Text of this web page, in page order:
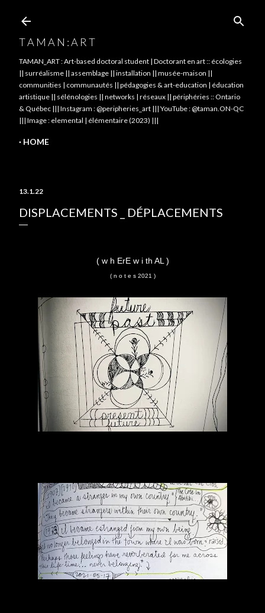
T A M A N : A R T
TAMAN_ART : Art-based doctoral student | Doctorant en art :: écologies
|| surréalisme || assemblage || installation || musée-maison ||
communities | communautés || pédagogies & art-education | éducation
artistique || sélénologies || networks | réseaux || périphéries :: Ontario
& Québec ||| Instagram : @peripheries_art ||| YouTube : @taman.ON-QC
||| Image : elemental | élémentaire (2023) |||
HOME
13.1.22
DISPLACEMENTS _ DÉPLACEMENTS
( w h ErE w i th AL )
( n o t e s 2021 )